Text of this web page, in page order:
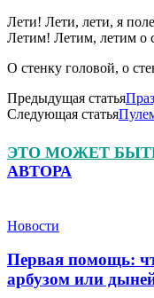
Лети! Лети, лети, я
Летим! Летим, летим о
О стенку головой, о
Предыдущая статья
Следующая статья
ЭТО МОЖЕТ
АВТОРА
Новости
Первая помощь:
арбузом или